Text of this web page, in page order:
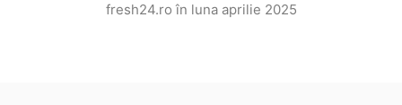
fresh24.ro în luna aprilie 2025